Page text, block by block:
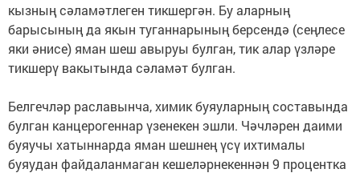
кызның сәламәтлеген тикшергән. Бу аларның
барысының да якын туганнарының берсендә (сеңлесе
яки әнисе) яман шеш авыруы булган, тик алар үзләре
тикшерү вакытында сәламәт булган.
Белгечләр раславынча, химик буяуларның составында
булган канцерогеннар үзенекен эшли. Чәчләрен даими
буяучы хатыннарда яман шешнең үсү ихтималы
буяудан файдаланмаган кешеләрнекеннән 9 процентка